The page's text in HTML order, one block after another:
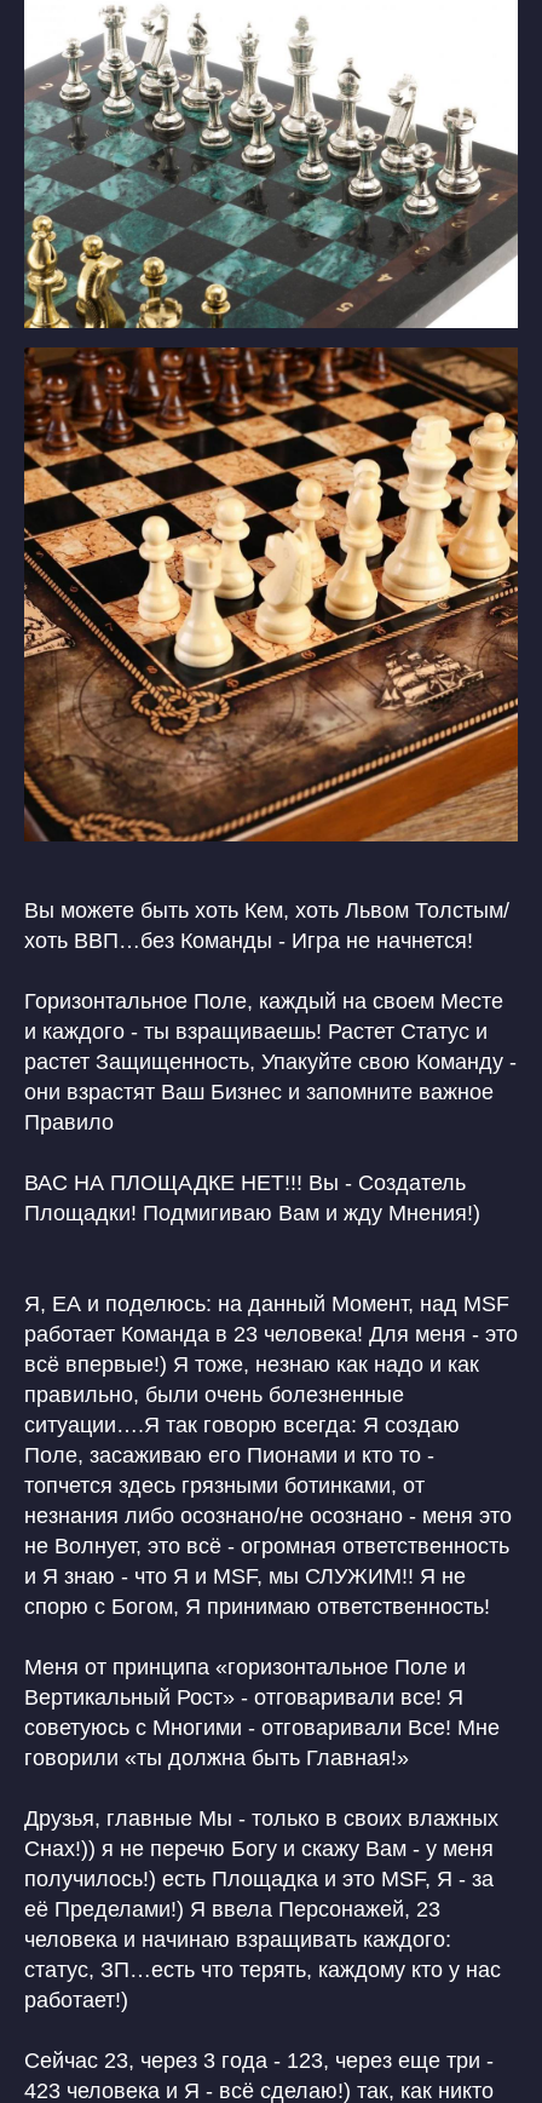
Вы можете быть хоть Кем, хоть Львом Толстым/
хоть ВВП…без Команды - Игра не начнется!
Горизонтальное Поле, каждый на своем Месте
и каждого - ты взращиваешь! Растет Статус и
растет Защищенность, Упакуйте свою Команду -
они взрастят Ваш Бизнес и запомните важное
Правило
ВАС НА ПЛОЩАДКЕ НЕТ!!! Вы - Создатель
Площадки! Подмигиваю Вам и жду Мнения!)
Я, ЕА и поделюсь: на данный Момент, над MSF
работает Команда в 23 человека! Для меня - это
всё впервые!) Я тоже, незнаю как надо и как
правильно, были очень болезненные
ситуации….Я так говорю всегда: Я создаю
Поле, засаживаю его Пионами и кто то -
топчется здесь грязными ботинками, от
незнания либо осознано/не осознано - меня это
не Волнует, это всё - огромная ответственность
и Я знаю - что Я и MSF, мы СЛУЖИМ!! Я не
спорю с Богом, Я принимаю ответственность!
Меня от принципа «горизонтальное Поле и
Вертикальный Рост» - отговаривали все! Я
советуюсь с Многими - отговаривали Все! Мне
говорили «ты должна быть Главная!»
Друзья, главные Мы - только в своих влажных
Снах!)) я не перечю Богу и скажу Вам - у меня
получилось!) есть Площадка и это MSF, Я - за
её Пределами!) Я ввела Персонажей, 23
человека и начинаю взращивать каждого:
статус, ЗП…есть что терять, каждому кто у нас
работает!)
Сейчас 23, через 3 года - 123, через еще три -
423 человека и Я - всё сделаю!) так, как никто